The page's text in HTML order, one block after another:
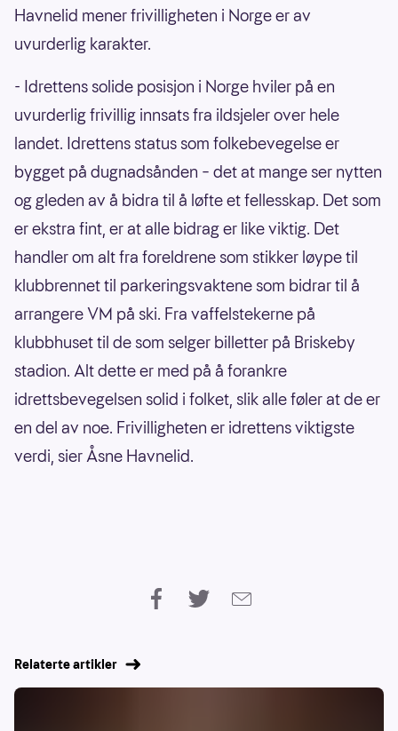
Havnelid mener frivilligheten i Norge er av
uvurderlig karakter.
- Idrettens solide posisjon i Norge hviler på en
uvurderlig frivillig innsats fra ildsjeler over hele
landet. Idrettens status som folkebevegelse er
bygget på dugnadsånden – det at mange ser nytten
og gleden av å bidra til å løfte et fellesskap. Det som
er ekstra fint, er at alle bidrag er like viktig. Det
handler om alt fra foreldrene som stikker løype til
klubbrennet til parkeringsvaktene som bidrar til å
arrangere VM på ski. Fra vaffelstekerne på
klubbhuset til de som selger billetter på Briskeby
stadion. Alt dette er med på å forankre
idrettsbevegelsen solid i folket, slik alle føler at de er
en del av noe. Frivilligheten er idrettens viktigste
verdi, sier Åsne Havnelid.
Relaterte artikler